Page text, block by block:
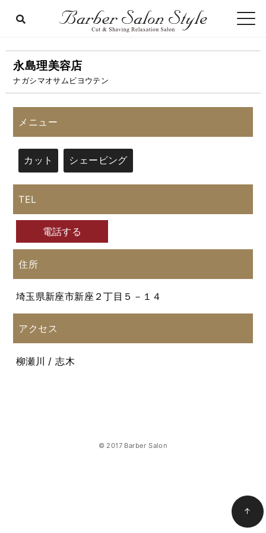
永島理美容店
ナガシマオサムビヨウテン
メニュー
カット シェービング
TEL
電話する
住所
埼玉県新座市新座２丁目５－１４
アクセス
柳瀬川 / 志木
© 2017 Barber Salon
↑